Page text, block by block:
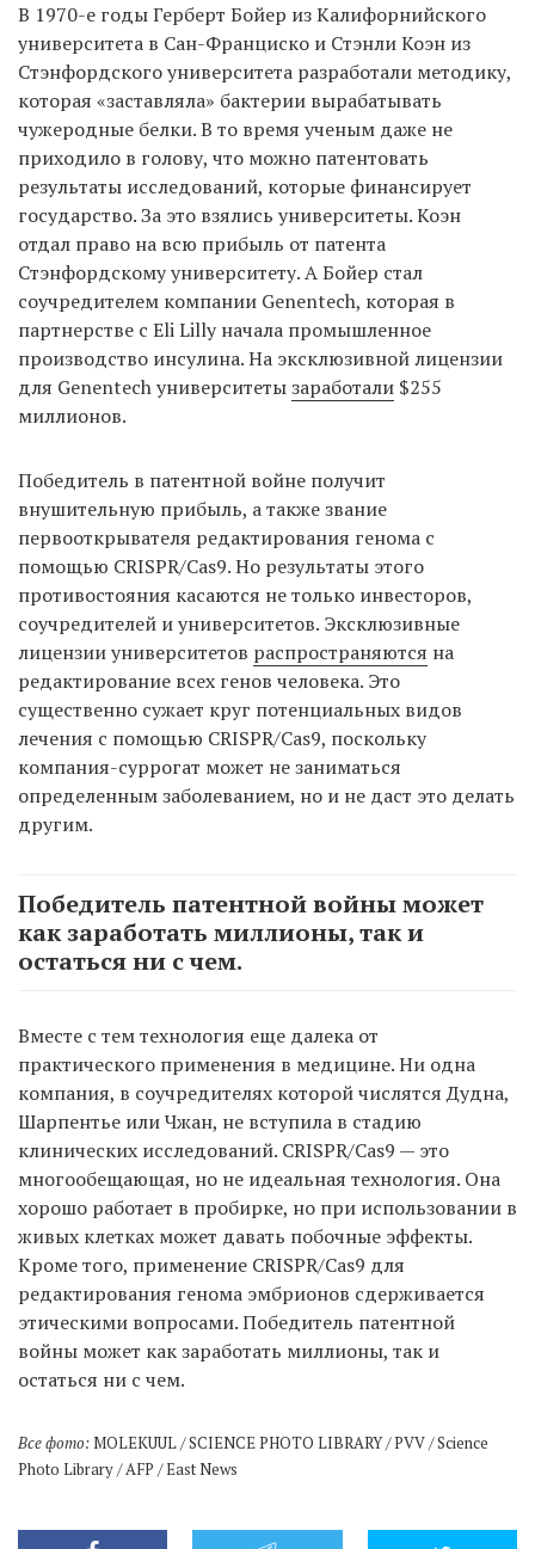
В 1970-е годы Герберт Бойер из Калифорнийского
университета в Сан-Франциско и Стэнли Коэн из
Стэнфордского университета разработали методику,
которая «заставляла» бактерии вырабатывать
чужеродные белки. В то время ученым даже не
приходило в голову, что можно патентовать
результаты исследований, которые финансирует
государство. За это взялись университеты. Коэн
отдал право на всю прибыль от патента
Стэнфордскому университету. А Бойер стал
соучредителем компании Genentech, которая в
партнерстве с Eli Lilly начала промышленное
производство инсулина. На эксклюзивной лицензии
для Genentech университетызаработали $255
миллионов.
Победитель в патентной войне получит
внушительную прибыль, а также звание
первооткрывателя редактирования генома с
помощью CRISPR/Cas9. Но результаты этого
противостояния касаются не только инвесторов,
соучредителей и университетов. Эксклюзивные
лицензии университетов распространяются на
редактирование всех генов человека. Это
существенно сужает круг потенциальных видов
лечения с помощью CRISPR/Cas9, поскольку
компания-суррогат может не заниматься
определенным заболеванием, но и не даст это делать
другим.
Победитель патентной войны может
как заработать миллионы, так и
остаться ни с чем.
Вместе с тем технология еще далека от
практического применения в медицине. Ни одна
компания, в соучредителях которой числятся Дудна,
Шарпентье или Чжан, не вступила в стадию
клинических исследований. CRISPR/Cas9 — это
многообещающая, но не идеальная технология. Она
хорошо работает в пробирке, но при использовании в
живых клетках может давать побочные эффекты.
Кроме того, применение CRISPR/Cas9 для
редактирования генома эмбрионов сдерживается
этическими вопросами. Победитель патентной
войны может как заработать миллионы, так и
остаться ни с чем.
Все фото:MOLEKUUL / SCIENCE PHOTO LIBRARY / PVV / Science
Photo Library / AFP / East News